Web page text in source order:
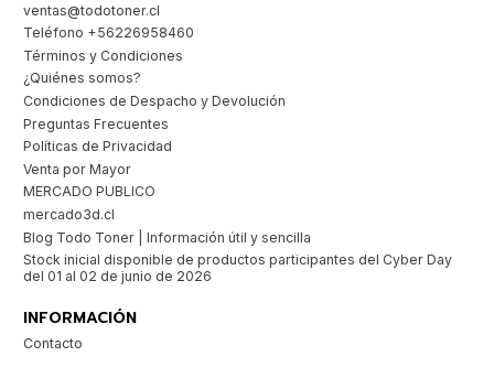
ventas@todotoner.cl
Teléfono +56226958460
Términos y Condiciones
¿Quiénes somos?
Condiciones de Despacho y Devolución
Preguntas Frecuentes
Políticas de Privacidad
Venta por Mayor
MERCADO PUBLICO
mercado3d.cl
Blog Todo Toner | Información útil y sencilla
Stock inicial disponible de productos participantes del Cyber Day
del 01 al 02 de junio de 2026
INFORMACIÓN
Contacto